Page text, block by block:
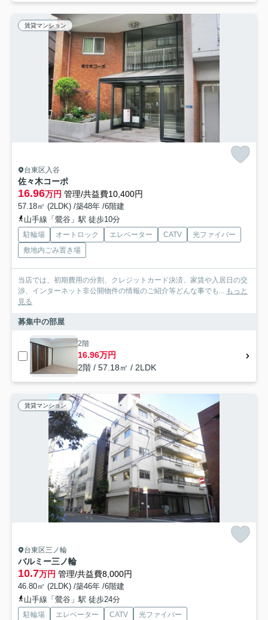
賃貸マンション
台東区入谷
佐々木コーポ
16.96万円 管理/共益費10,400円
57.18㎡ (2LDK) /築48年 /6階建
山手線「鶯谷」駅 徒歩10分
駐輪場 オートロック エレベーター CATV
光ファイバー
敷地内ごみ置き場
当店では、初期費用の分割、クレジットカード決済、家賃や入居日の交
渉、インターネット非公開物件の情報のご紹介等どんな事でも... もっと
見る
募集中の部屋
2階
16.96万円
2階 / 57.18㎡ / 2LDK
賃貸マンション
台東区三ノ輪
バルミー三ノ輪
10.7万円 管理/共益費8,000円
46.80㎡ (2LDK) /築46年 /6階建
山手線「鶯谷」駅 徒歩24分
駐輪場 エレベーター CATV
光ファイバー